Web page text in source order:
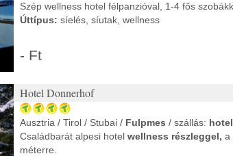
Szép wellness hotel félpanzióval, 1-4 fős
Úttípus: síelés, síutak, wellness
- Ft
Hotel Donnerhof
Ausztria / Tirol / Stubai / Fulpmes / szállás: hotel
Családbarát alpesi hotel wellness részleggel, a
méterre.